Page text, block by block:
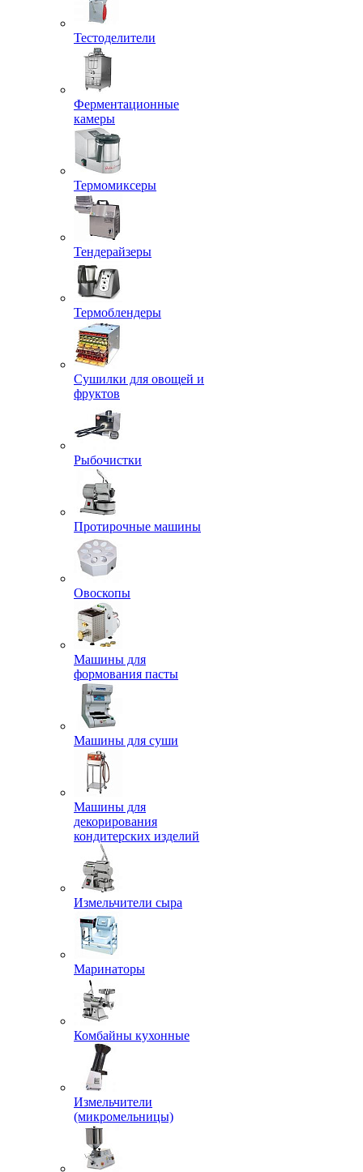
Тестоделители
Ферментационные
камеры
Термомиксеры
Тендерайзеры
Термоблендеры
Сушилки для овощей и
фруктов
Рыбочистки
Протирочные машины
Овоскопы
Машины для
формования пасты
Машины для суши
Машины для
декорирования
кондитерских изделий
Измельчители сыра
Маринаторы
Комбайны кухонные
Измельчители
(микромельницы)